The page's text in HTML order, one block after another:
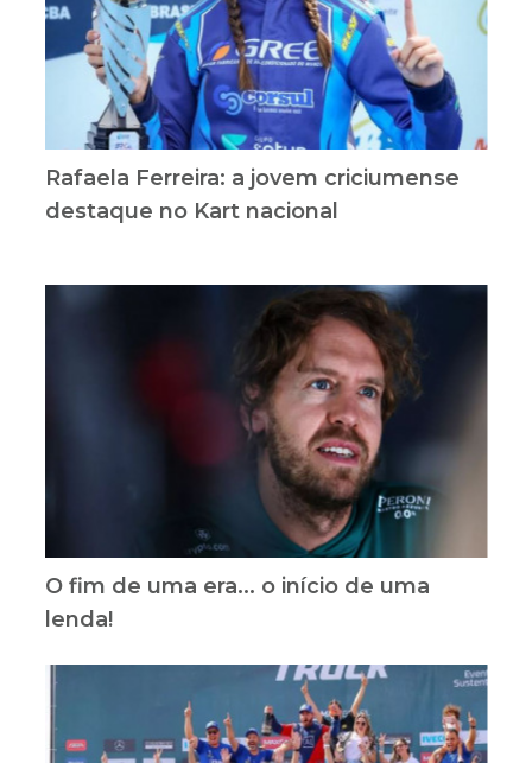
Rafaela Ferreira: a jovem criciumense
destaque no Kart nacional
O fim de uma era... o início de uma
lenda!